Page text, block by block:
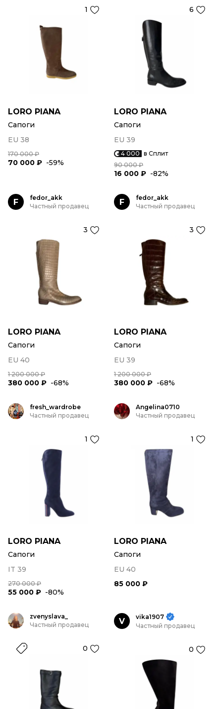
1
LORO PIANA
Сапоги
EU 38
170 000 ₽
70 000 ₽ -59%
6
LORO PIANA
Сапоги
EU 39
4 000 в Сплит
90 000 ₽
16 000 ₽ -82%
F
fedor_akk
Частный продавец
3
LORO PIANA
Сапоги
EU 40
1 200 000 ₽
380 000 ₽ -68%
F
fedor_akk
Частный продавец
3
LORO PIANA
Сапоги
EU 39
1 200 000 ₽
380 000 ₽ -68%
fresh_wardrobe
Частный продавец
1
LORO PIANA
Сапоги
IT 39
270 000 ₽
55 000 ₽ -80%
Angelina0710
Частный продавец
1
LORO PIANA
Сапоги
EU 40
85 000 ₽
zvenyslava_
Частный продавец
0
V
vika1907
Частный продавец
0